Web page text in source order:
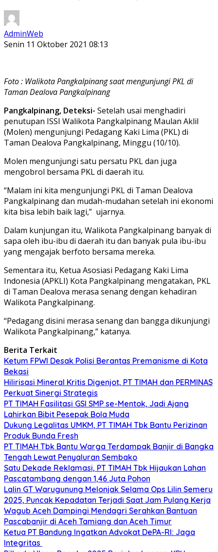
AdminWeb
Senin 11 Oktober 2021 08:13
Foto : Walikota Pangkalpinang saat mengunjungi PKL di
Taman Dealova Pangkalpinang
Pangkalpinang, Deteksi- Setelah usai menghadiri
penutupan ISSI Walikota Pangkalpinang Maulan Aklil
(Molen) mengunjungi Pedagang Kaki Lima (PKL) di
Taman Dealova Pangkalpinang, Minggu (10/10).
Molen mengunjungi satu persatu PKL dan juga
mengobrol bersama PKL di daerah itu.
“Malam ini kita mengunjungi PKL di Taman Dealova
Pangkalpinang dan mudah-mudahan setelah ini ekonomi
kita bisa lebih baik lagi,” ujarnya.
Dalam kunjungan itu, Walikota Pangkalpinang banyak di
sapa oleh ibu-ibu di daerah itu dan banyak pula ibu-ibu
yang mengajak berfoto bersama mereka.
Sementara itu, Ketua Asosiasi Pedagang Kaki Lima
Indonesia (APKLI) Kota Pangkalpinang mengatakan, PKL
di Taman Dealova merasa senang dengan kehadiran
Walikota Pangkalpinang.
“Pedagang disini merasa senang dan bangga dikunjungi
Walikota Pangkalpinang,” katanya.
Berita Terkait
Ketum FPWI Desak Polisi Berantas Premanisme di Kota
Bekasi
Hilirisasi Mineral Kritis Digenjot, PT TIMAH dan PERMINAS
Perkuat Sinergi Strategis
PT TIMAH Fasilitasi GSI SMP se-Mentok, Jadi Ajang
Lahirkan Bibit Pesepak Bola Muda
Dukung Legalitas UMKM, PT TIMAH Tbk Bantu Perizinan
Produk Bunda Fresh
PT TIMAH Tbk Bantu Warga Terdampak Banjir di Bangka
Tengah Lewat Penyaluran Sembako
Satu Dekade Reklamasi, PT TIMAH Tbk Hijaukan Lahan
Pascatambang dengan 1,46 Juta Pohon
Lalin GT Warugunung Melonjak Selama Ops Lilin Semeru
2025, Puncak Kepadatan Terjadi Saat Jam Pulang Kerja
Wagub Aceh Dampingi Mendagri Serahkan Bantuan
Pascabanjir di Aceh Tamiang dan Aceh Timur
Ketua PT Bandung Ingatkan Advokat DePA-RI: Jaga
Integritas